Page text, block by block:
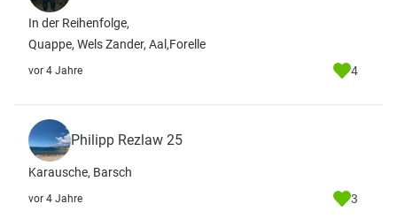
In der Reihenfolge,
Quappe, Wels Zander, Aal,Forelle
vor 4 Jahre 4
Philipp Rezlaw 25
Karausche, Barsch
vor 4 Jahre 3